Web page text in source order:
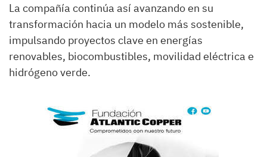
La compañía continúa así avanzando en su
transformación hacia un modelo más sostenible,
impulsando proyectos clave en energías
renovables, biocombustibles, movilidad eléctrica e
hidrógeno verde.